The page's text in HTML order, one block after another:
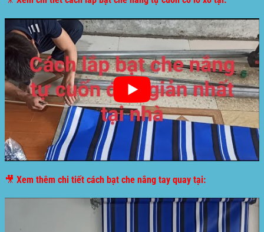
🎥 Xem thêm chi tiết cách bạt che nắng tay quay tại: